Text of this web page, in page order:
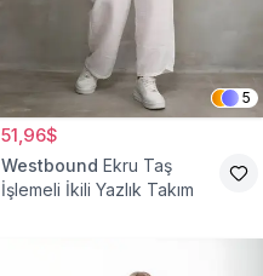
5
51,96$
Westbound Ekru Taş
İşlemeli İkili Yazlık Takım